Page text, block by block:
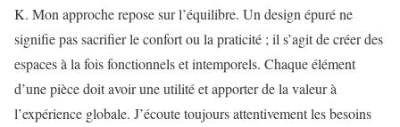
K. Mon approche repose sur l’équilibre. Un design épuré ne
signifie pas sacrifier le confort ou la praticité ; il s’agit de créer des
espaces à la fois fonctionnels et intemporels. Chaque élément
d’une pièce doit avoir une utilité et apporter de la valeur à
l’expérience globale. J’écoute toujours attentivement les besoins